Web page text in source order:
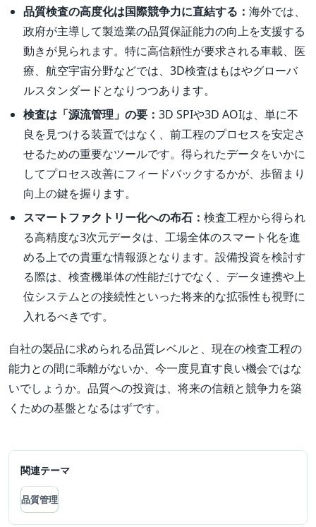
品質検査の高度化は国際競争力に直結する： 海外では、
政府が主導して製造業の品質保証能力の向上を支援する
動きが見られます。特に高信頼性が要求される車載、医
療、航空宇宙分野などでは、3D検査はもはやグローバ
ルスタンダードとなりつつあります。
検査は「源流管理」の要： 3D SPIや3D AOIは、単に不
良を見つける装置ではなく、前工程のプロセスを安定さ
せるための重要なツールです。得られたデータをいかに
してプロセス改善にフィードバックするかが、歩留まり
向上の鍵を握ります。
スマートファクトリー化への布石： 検査工程から得られ
る高精度な3次元データは、工場全体のスマート化を進
める上での貴重な情報源となります。設備投資を検討す
る際は、検査機単体の性能だけでなく、データ連携や上
位システムとの接続性といった将来的な拡張性も視野に
入れるべきです。
自社の製品に求められる品質レベルと、現在の検査工程の
能力との間に乖離がないか、今一度見直す良い機会ではな
いでしょうか。品質への投資は、将来の信頼と競争力を築
くための基盤となるはずです。
関連テーマ
品質管理